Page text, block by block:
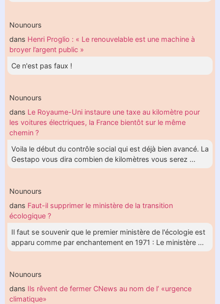
Nounours
dans Henri Proglio : « Le renouvelable est une machine à
broyer l’argent public »
Ce n'est pas faux !
Nounours
dans Le Royaume-Uni instaure une taxe au kilomètre pour
les voitures électriques, la France bientôt sur le même
chemin ?
Voila le début du contrôle social qui est déjà bien avancé. La
Gestapo vous dira combien de kilomètres vous serez ...
Nounours
dans Faut-il supprimer le ministère de la transition
écologique ?
Il faut se souvenir que le premier ministère de l'écologie est
apparu comme par enchantement en 1971 : Le ministère ...
Nounours
dans Ils rêvent de fermer CNews au nom de l’ «urgence
climatique»